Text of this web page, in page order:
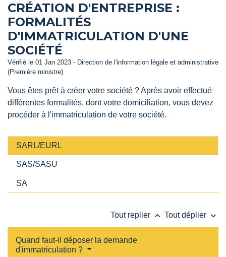
CRÉATION D'ENTREPRISE :
FORMALITÉS
D'IMMATRICULATION D'UNE
SOCIÉTÉ
Vérifié le 01 Jan 2023 - Direction de l'information légale et administrative
(Première ministre)
Vous êtes prêt à créer votre société ? Après avoir effectué
différentes formalités, dont votre domiciliation, vous devez
procéder à l'immatriculation de votre société.
SARL/EURL
SAS/SASU
SA
Tout replier keyboard_arrow_up Tout déplier keyboard_arrow_down
Quand faut-il déposer la demande
d'immatriculation ?